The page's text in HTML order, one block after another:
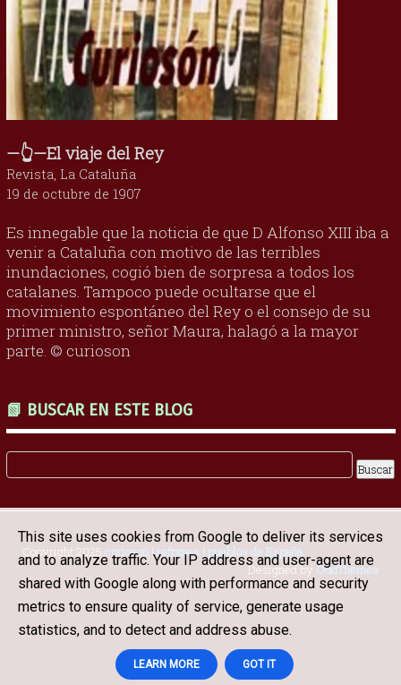
—👆—El viaje del Rey
Revista, La Cataluña
19 de octubre de 1907
Es innegable que la noticia de que D Alfonso XIII iba a
venir a Cataluña con motivo de las terribles
inundaciones, cogió bien de sorpresa a todos los
catalanes. Tampoco puede ocultarse que el
movimiento espontáneo del Rey o el consejo de su
primer ministro, señor Maura, halagó a la mayor
parte. © curioson
📗 BUSCAR EN ESTE BLOG
Copyright 2025 curioson | refranes | pueblos de España
Designed by OddThemes
This site uses cookies from Google to deliver its services
and to analyze traffic. Your IP address and user-agent are
shared with Google along with performance and security
metrics to ensure quality of service, generate usage
statistics, and to detect and address abuse.
LEARN MORE GOT IT